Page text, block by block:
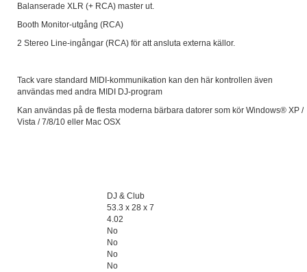
Balanserade XLR (+ RCA) master ut.
Booth Monitor-utgång (RCA)
2 Stereo Line-ingångar (RCA) för att ansluta externa källor.
Tack vare standard MIDI-kommunikation kan den här kontrollen även
användas med andra MIDI DJ-program
Kan användas på de flesta moderna bärbara datorer som kör Windows® XP /
Vista / 7/8/10 eller Mac OSX
DJ & Club
53.3 x 28 x 7
4.02
No
No
No
No